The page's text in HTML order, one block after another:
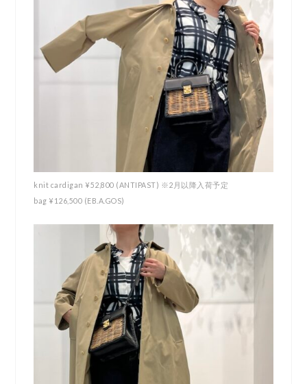
knit cardigan ¥52,800 (ANTIPAST) ※2月以降入荷予定
bag ¥126,500 (EB.A.GOS)